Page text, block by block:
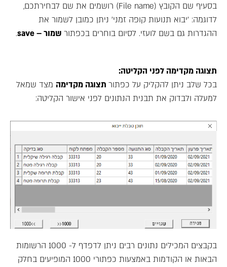
בסעיף שם הקובץ (File name) רושמים את שם לבחירתכם,
לדוגמה: 'יבוא תנועות קופה זמני' ניתן כמובן לשמור את
ההגדרות גם בשם לועזי. לסיום בוחרים בכפתור שמור – save .
תצוגה מקדימה לפני הקליטה:
בכל שלב ניתן להקליק על כפתור תצוגה מקדימה מצד שמאל
למעלה ולבדוק את תבנית הנתונים לפני אישור הקליטה:
בקבצים המכילים נתונים רבים ניתן לדפדף ל- 1000 הרשומות
הבאות או הקודמות באמצעות כפתורי 1000 המופיעים בחלק